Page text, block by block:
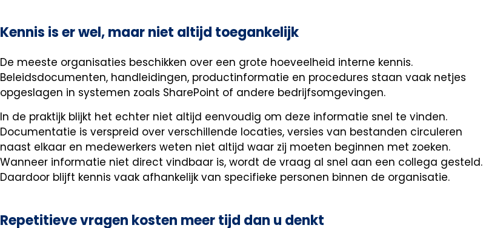
Kennis is er wel, maar niet altijd toegankelijk
De meeste organisaties beschikken over een grote hoeveelheid interne kennis.
Beleidsdocumenten, handleidingen, productinformatie en procedures staan vaak netjes
opgeslagen in systemen zoals SharePoint of andere bedrijfsomgevingen.
In de praktijk blijkt het echter niet altijd eenvoudig om deze informatie snel te vinden.
Documentatie is verspreid over verschillende locaties, versies van bestanden circuleren
naast elkaar en medewerkers weten niet altijd waar zij moeten beginnen met zoeken.
Wanneer informatie niet direct vindbaar is, wordt de vraag al snel aan een collega gesteld.
Daardoor blijft kennis vaak afhankelijk van specifieke personen binnen de organisatie.
Repetitieve vragen kosten meer tijd dan u denkt